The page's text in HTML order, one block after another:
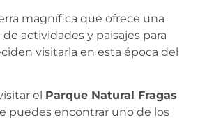
magnífica que ofrece una
actividades y paisajes para
visitarla en esta época del
el Parque Natural Fragas
puedes encontrar uno de los